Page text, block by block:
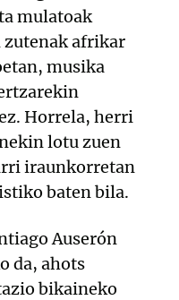
mulatoak
zutenak afrikar
musika
Horrela, herri
lotu zuen
iraunkorretan
baten bila.
Auserón
da, ahots
bikaineko